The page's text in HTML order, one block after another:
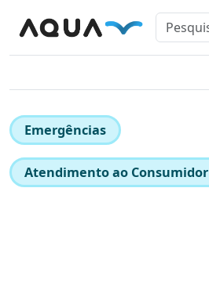
Emergências
Atendimento ao Consumidor